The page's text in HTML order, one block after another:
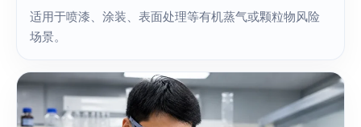
适用于喷漆、涂装、表面处理等有机蒸气或颗粒物风险
场景。